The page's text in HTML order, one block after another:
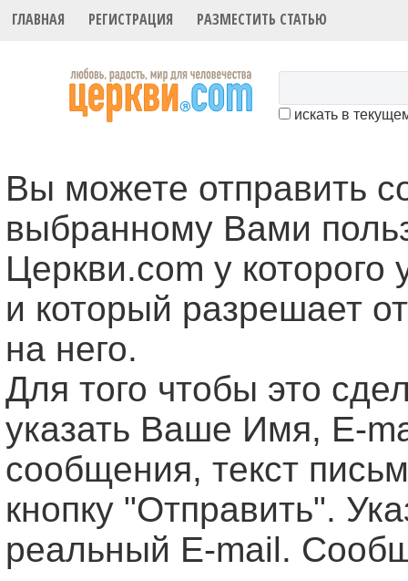
ГЛАВНАЯ РЕГИСТРАЦИЯ РАЗМЕСТИТЬ СТАТЬЮ
искать в
Вы можете отправить
выбранному Вами
Церкви.com у которого
и который разрешает
на него.
Для того чтобы это
указать Ваше Имя, Е-
сообщения, текст
кнопку "Отправить".
реальный E-mail.